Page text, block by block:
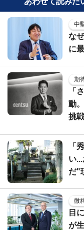
中
な
に
期
「
動
挑戦
「
い
だ"
微
目
が